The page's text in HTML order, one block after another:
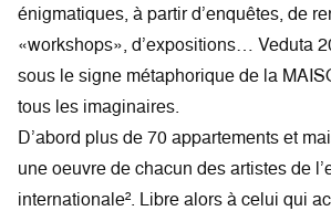
énigmatiques, à partir d’enquêtes, de
«workshops», d’expositions… Veduta
sous le signe métaphorique de la
tous les imaginaires.
D’abord plus de 70 appartements et
une oeuvre de chacun des artistes de
internationale². Libre alors à celui qui